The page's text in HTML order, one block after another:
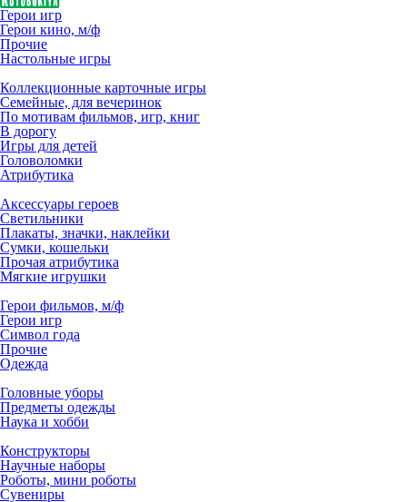
Герои игр
Герои кино, м/ф
Прочие
Настольные игры
Коллекционные карточные игры
Семейные, для вечеринок
По мотивам фильмов, игр, книг
В дорогу
Игры для детей
Головоломки
Атрибутика
Аксессуары героев
Светильники
Плакаты, значки, наклейки
Сумки, кошельки
Прочая атрибутика
Мягкие игрушки
Герои фильмов, м/ф
Герои игр
Символ года
Прочие
Одежда
Головные уборы
Предметы одежды
Наука и хобби
Конструкторы
Научные наборы
Роботы, мини роботы
Сувениры